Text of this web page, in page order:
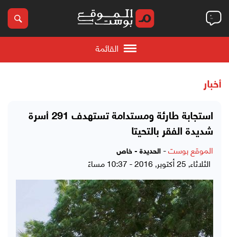
القائمة
أخبار
استجابة طارئة ومستدامة تستهدف 291 أسرة
شديدة الفقر بالتحيتا
الموقع بوست- الحديدة - خاص
الثلاثاء, 25 أكتوبر, 2016 - 10:37 مساءً